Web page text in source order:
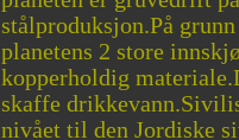
stålproduksjon.På
planetens 2 store
kopperholdig
skaffe
nivået til den Jordiske